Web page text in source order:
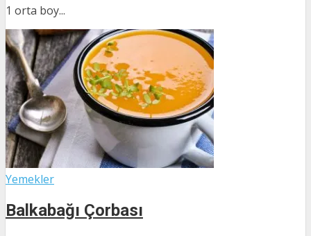
1 orta boy...
Yemekler
Balkabağı Çorbası